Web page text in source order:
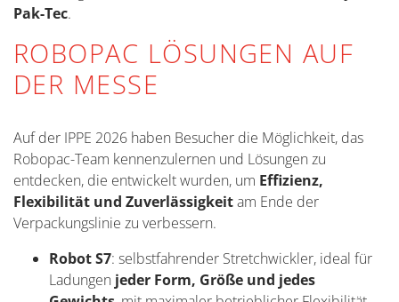
Pak-Tec.
ROBOPAC LÖSUNGEN AUF
DER MESSE
Auf der IPPE 2026 haben Besucher die Möglichkeit, das
Robopac-Team kennenzulernen und Lösungen zu
entdecken, die entwickelt wurden, um Effizienz,
Flexibilität und Zuverlässigkeitam Ende der
Verpackungslinie zu verbessern.
Robot S7: selbstfahrender Stretchwickler, ideal für
Ladungen jeder Form, Größe und jedes